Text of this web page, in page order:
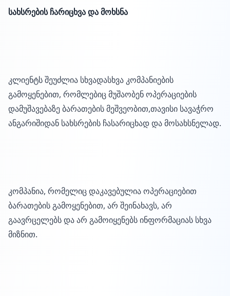
სახსრების ჩარიცხვა და მოხსნა
კლიენტს შეუძლია სხვადასხვა კომპანიების
გამოყენებით, რომლებიც მუშაობენ ოპერაციების
დამუშავებაზე ბარათების მეშვეობით,თავისი სავაჭრო
ანგარიშიდან სახსრების ჩასარიცხად და მოსახსნელად.
კომპანია, რომელიც დაკავებულია ოპერაციებით
ბარათების გამოყენებით, არ შეინახავს, არ
გაავრცელებს და არ გამოიყენებს ინფორმაციას სხვა
მიზნით.